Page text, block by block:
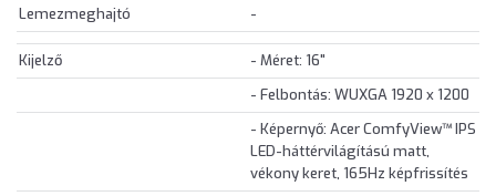
Lemezmeghajtó -
Kijelző
- Méret: 16"
- Felbontás: WUXGA 1920 x 1200
- Képernyő: Acer ComfyView™ IPS
LED-háttérvilágítású matt,
vékony keret, 165Hz képfrissítés